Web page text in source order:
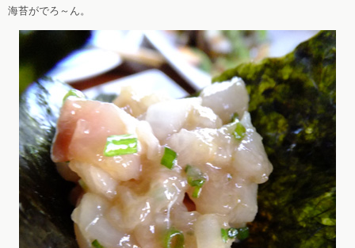
海苔がでろ～ん。